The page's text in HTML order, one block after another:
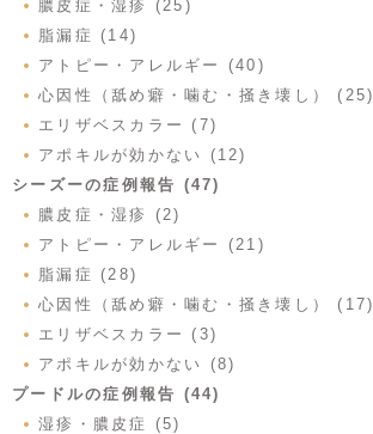
膿皮症・湿疹 (25)
脂漏症 (14)
アトピー・アレルギー (40)
心因性（舐め癖・噛む・掻き壊し） (25)
エリザベスカラー (7)
アポキルが効かない (12)
シーズーの症例報告 (47)
膿皮症・湿疹 (2)
アトピー・アレルギー (21)
脂漏症 (28)
心因性（舐め癖・噛む・掻き壊し） (17)
エリザベスカラー (3)
アポキルが効かない (8)
プードルの症例報告 (44)
湿疹・膿皮症 (5)